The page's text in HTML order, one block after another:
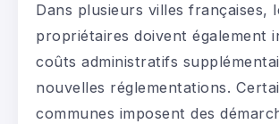
Dans plusieurs villes françaises,
propriétaires doivent également
coûts administratifs
nouvelles réglementations.
communes imposent des